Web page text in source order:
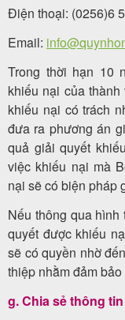
Điện thoại: (0256)6
Email:
Trong thời hạn 10
khiếu nại của
khiếu nại có trách
đưa ra phương án
quả giải quyết
việc khiếu nại mà
nại sẽ có biện pháp
Nếu thông qua
quyết được khiếu
sẽ có quyền nhờ
thiệp nhằm đảm
g. Chia sẻ thông